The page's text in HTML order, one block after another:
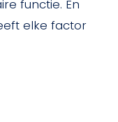
functie. En
elke factor